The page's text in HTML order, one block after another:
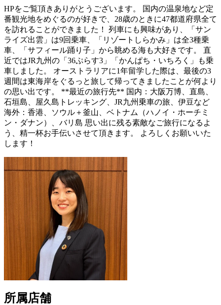
HPをご覧頂きありがとうございます。 国内の温泉地など定
番観光地をめぐるのが好きで、28歳のときに47都道府県全て
を訪れることができました！ 列車にも興味があり、「サン
ライズ出雲」は9回乗車、「リゾートしらかみ」は全3種乗
車、「サフィール踊り子」から眺める海も大好きです。 直
近ではJR九州の「36ぷらす3」「かんぱち・いちろく」も乗
車しました。 オーストラリアに1年留学した際は、最後の3
週間は東海岸をぐるっと旅して帰ってきましたことが何より
の思い出です。 **最近の旅行先** 国内：大阪万博、直島、
石垣島、屋久島トレッキング、JR九州乗車の旅、伊豆など
海外：香港、ソウル＋釜山、ベトナム（ハノイ・ホーチミ
ン・ダナン）、バリ島 思い出に残る素敵なご旅行になるよ
う、精一杯お手伝いさせて頂きます。 よろしくお願いいた
します！
所属店舗